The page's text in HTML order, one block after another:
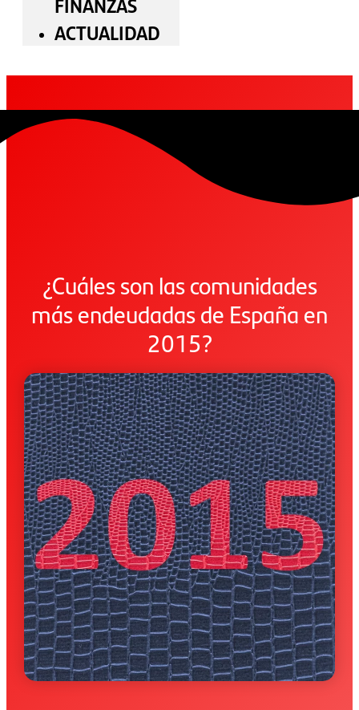
ACTUALIDAD
¿Cuáles son las comunidades
más endeudadas de España en
2015?